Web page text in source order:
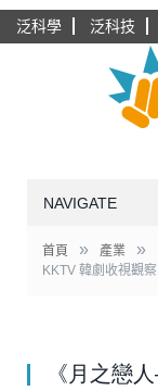
泛科學 泛科技
NAVIGATE
首頁 » 產業 »
KKTV 韓劇收視觀察
《月之戀